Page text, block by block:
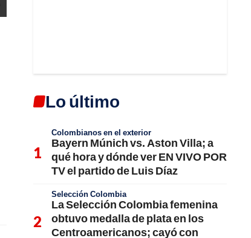
Lo último
Colombianos en el exterior
Bayern Múnich vs. Aston Villa; a
qué hora y dónde ver EN VIVO POR
TV el partido de Luis Díaz
Selección Colombia
La Selección Colombia femenina
obtuvo medalla de plata en los
Centroamericanos; cayó con